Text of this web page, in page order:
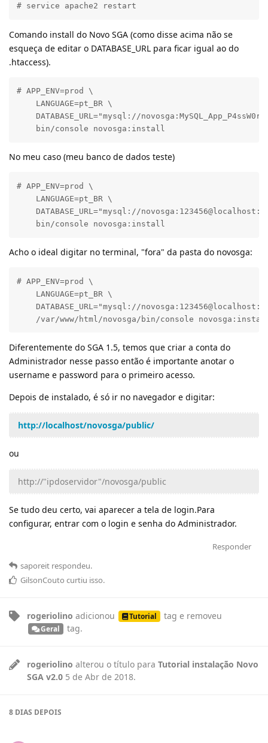
# service apache2 restart
Comando install do Novo SGA (como disse acima não se
esqueça de editar o DATABASE_URL para ficar igual ao do
.htaccess).
# APP_ENV=prod \
    LANGUAGE=pt_BR \
DATABASE_URL="mysql://
    bin/console novosga:install
No meu caso (meu banco de dados teste)
# APP_ENV=prod \
    LANGUAGE=pt_BR \
DATABASE_URL="mysql://
    bin/console novosga:install
Acho o ideal digitar no terminal, "fora" da pasta do novosga:
# APP_ENV=prod \
    LANGUAGE=pt_BR \
DATABASE_URL="mysql://
/var/www/html/novosga/bin/console
Diferentemente do SGA 1.5, temos que criar a conta do
Administrador nesse passo então é importante anotar o
username e password para o primeiro acesso.
Depois de instalado, é só ir no navegador e digitar:
http://localhost/novosga/public/
ou
http://"ipdoservidor"/novosga/public
Se tudo deu certo, vai aparecer a tela de login.Para
configurar, entrar com o login e senha do Administrador.
Responder
saporeit respondeu.
GilsonCouto curtiu isso.
rogeriolino adicionou Tutorial tag e removeu
Geral tag.
rogeriolino alterou o título para Tutorial instalação Novo
SGA v2.0 5 de Abr de 2018.
8 DIAS DEPOIS